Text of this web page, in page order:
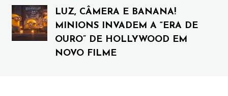
LUZ, CÂMERA E BANANA!
MINIONS INVADEM A “ERA DE
OURO” DE HOLLYWOOD EM
NOVO FILME